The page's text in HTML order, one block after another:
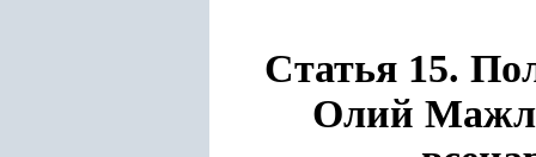
Статья 15.
Олий